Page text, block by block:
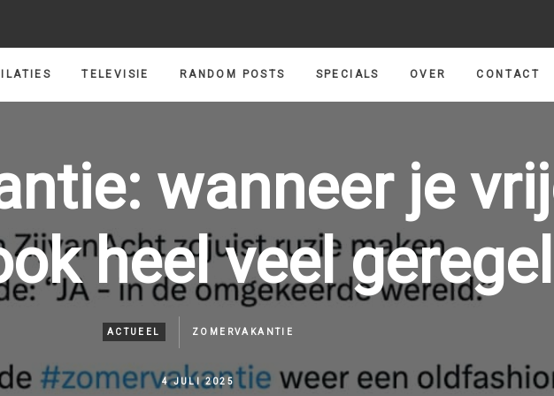
TELEVISIE RANDOM POSTS SPECIALS OVER CONTACT
wanneer je
heel veel
ACTUEEL ZOMERVAKANTIE
4 JULI 2025